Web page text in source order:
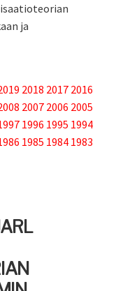
ja
2018 2017 2016
2007 2006 2005
1996 1995 1994
1985 1984 1983